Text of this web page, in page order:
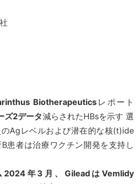
Biotherapeutics レポート
2データ減らされたHBsを示す 選
Agレベルおよび潜在的な核(t)ide
患者は治療ワクチン開発を支持し
2024年3月、GileadはVemlidy